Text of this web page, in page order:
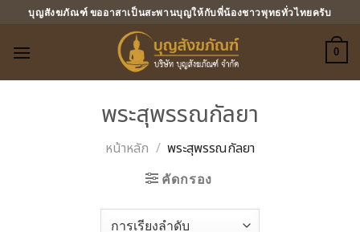
บุญสังฆภัณฑ์ ขออาสาเป็นสะพานบุญให้กับพี่น้องชาวพุทธทั่วไทยครับ
0
พระสุพรรณกัลยา
หน้าหลัก / พระสุพรรณกัลยา
คัดกรอง